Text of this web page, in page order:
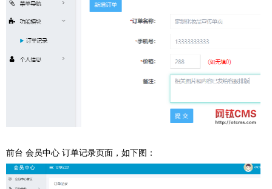
前台 会员中心 订单记录页面，如下图：